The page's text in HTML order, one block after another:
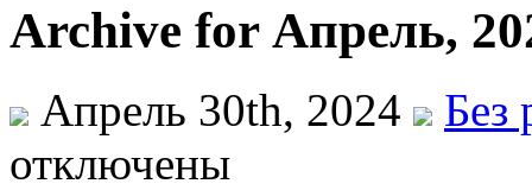
Archive for Апрель,
Апрель 30th, 2024
Без
отключены